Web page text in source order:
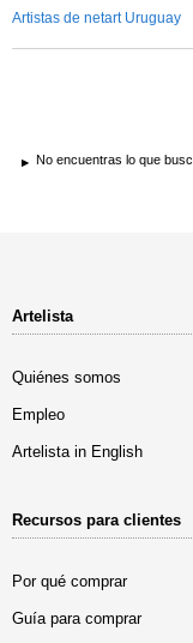
Artistas de netart Uruguay
No encuentras lo que
Artelista
Quiénes somos
Empleo
Artelista in English
Recursos para clientes
Por qué comprar
Guía para comprar